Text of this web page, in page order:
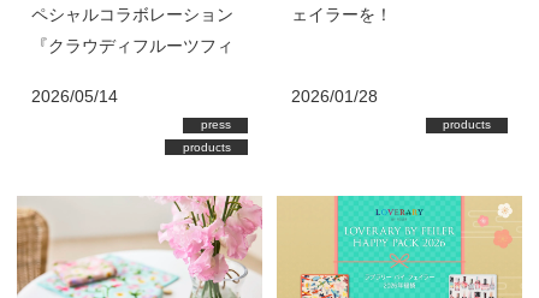
ペシャルコラボレーション
『クラウディフルーツフィ
2026/05/14
press
products
ェイラーを！
2026/01/28
products